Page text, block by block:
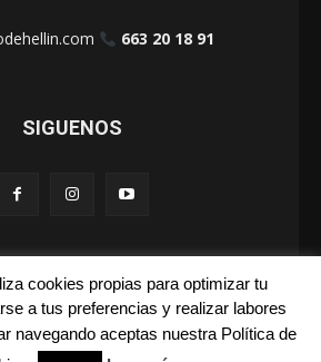
663 20 18 91
SIGUENOS
Foto de la Semana
Quienes Somos
cookies propias para optimizar tu
a tus preferencias y realizar labores
navegando aceptas nuestra Política de